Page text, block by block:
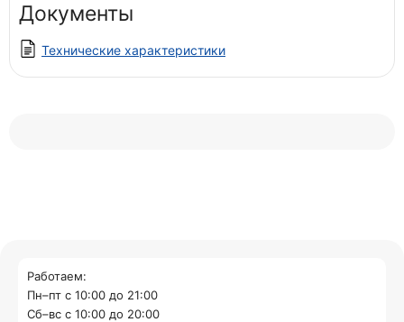
Документы
Технические характеристики
Работаем:
Пн–пт с 10:00 до 21:00
Cб–вс с 10:00 до 20:00